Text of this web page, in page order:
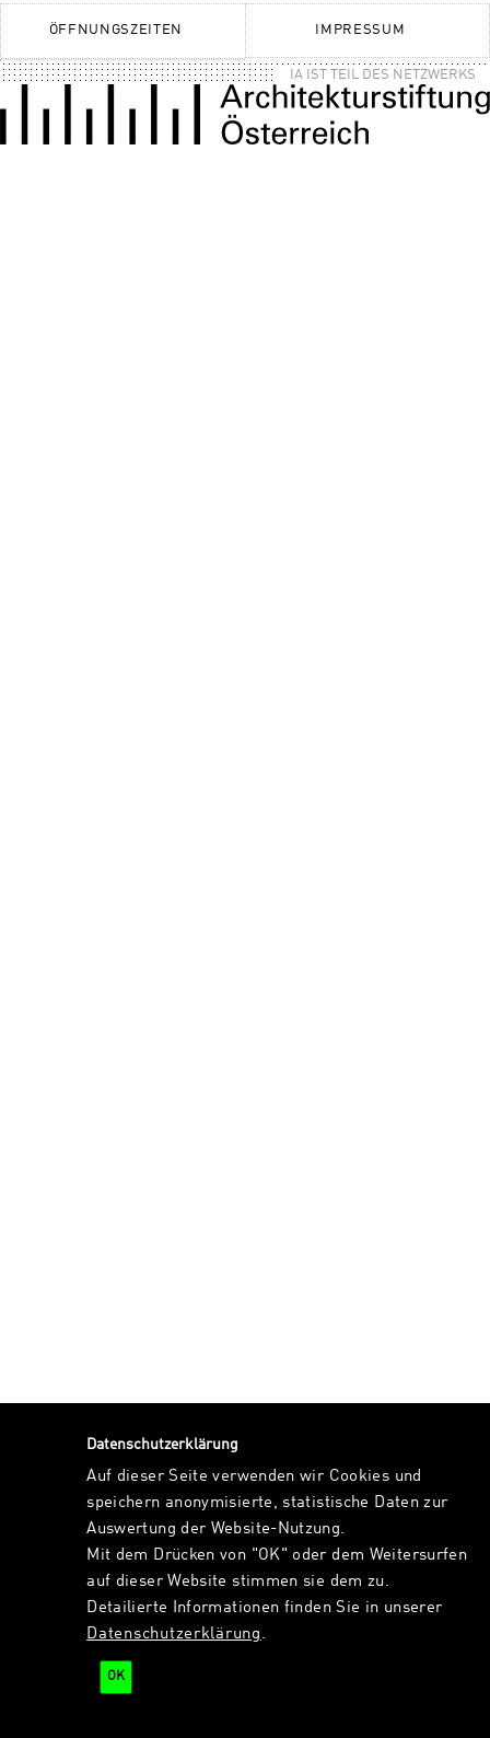
ÖFFNUNGSZEITEN IMPRESSUM
IA IST TEIL DES NETZWERKS
Datenschutzerklärung
Auf dieser Seite verwenden wir Cookies und
speichern anonymisierte, statistische Daten zur
Auswertung der Website-Nutzung.
Mit dem Drücken von "OK" oder dem Weitersurfen
auf dieser Website stimmen sie dem zu.
Detailierte Informationen finden Sie in unserer
Datenschutzerklärung .
OK